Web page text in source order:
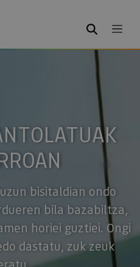
BILATU
bisitaldian ondo
bila bazabiltza,
horiei guztiei. Ongi
dastatu, zuk zeuk